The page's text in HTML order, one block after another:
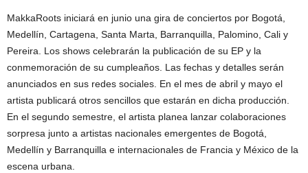
MakkaRoots iniciará en junio una gira de conciertos por Bogotá,
Medellín, Cartagena, Santa Marta, Barranquilla, Palomino, Cali y
Pereira. Los shows celebrarán la publicación de su EP y la
conmemoración de su cumpleaños. Las fechas y detalles serán
anunciados en sus redes sociales. En el mes de abril y mayo el
artista publicará otros sencillos que estarán en dicha producción.
En el segundo semestre, el artista planea lanzar colaboraciones
sorpresa junto a artistas nacionales emergentes de Bogotá,
Medellín y Barranquilla e internacionales de Francia y México de la
escena urbana.